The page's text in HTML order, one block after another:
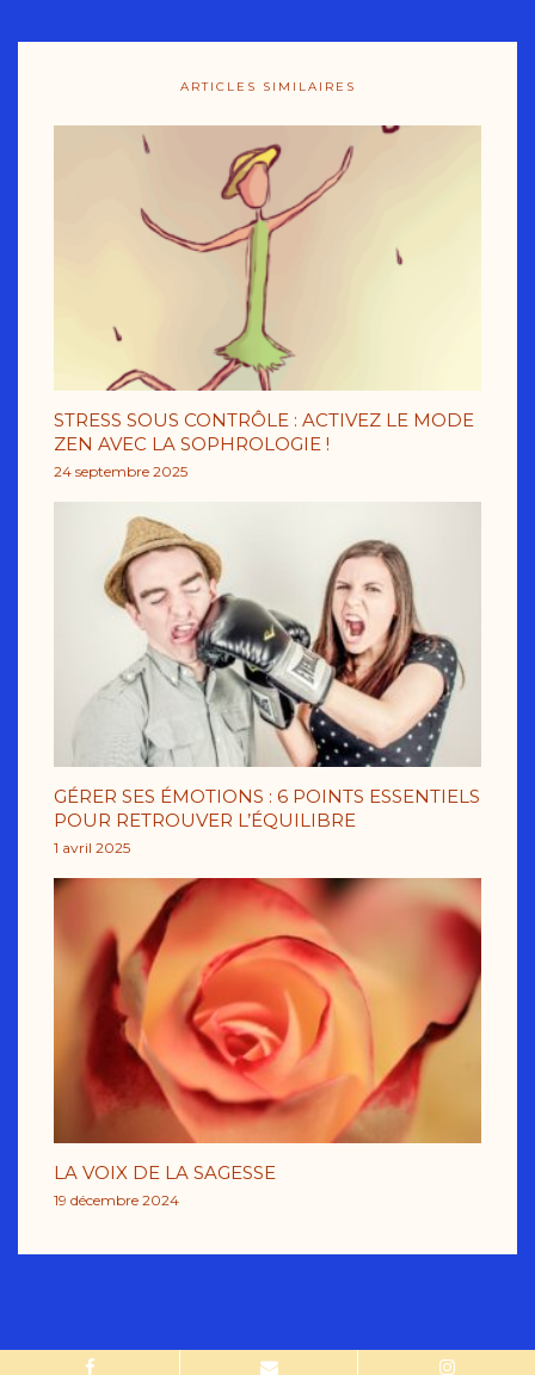
ARTICLES SIMILAIRES
STRESS SOUS CONTRÔLE : ACTIVEZ LE MODE
ZEN AVEC LA SOPHROLOGIE !
24 septembre 2025
GÉRER SES ÉMOTIONS : 6 POINTS ESSENTIELS
POUR RETROUVER L’ÉQUILIBRE
1 avril 2025
LA VOIX DE LA SAGESSE
19 décembre 2024